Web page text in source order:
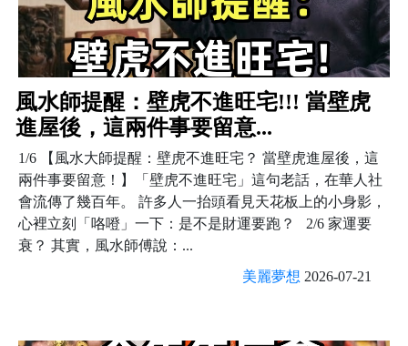
風水師提醒：壁虎不進旺宅!!! 當壁虎
進屋後，這兩件事要留意...
1/6 【風水大師提醒：壁虎不進旺宅？ 當壁虎進屋後，這
兩件事要留意！】「壁虎不進旺宅」這句老話，在華人社
會流傳了幾百年。 許多人一抬頭看見天花板上的小身影，
心裡立刻「咯噔」一下：是不是財運要跑？ 2/6 家運要
衰？ 其實，風水師傅說：...
美麗夢想 2026-07-21